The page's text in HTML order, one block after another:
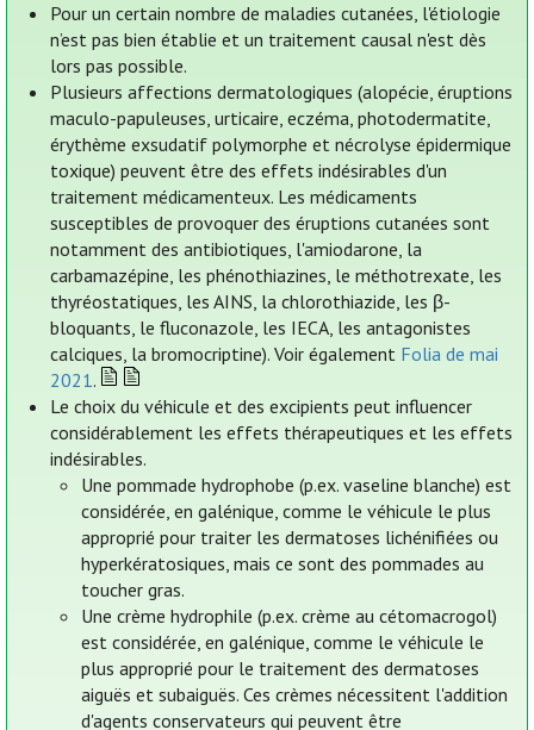
Pour un certain nombre de maladies cutanées, l'étiologie
n’est pas bien établie et un traitement causal n'est dès
lors pas possible.
Plusieurs affections dermatologiques (alopécie, éruptions
maculo-papuleuses, urticaire, eczéma, photodermatite,
érythème exsudatif polymorphe et nécrolyse épidermique
toxique) peuvent être des effets indésirables d'un
traitement médicamenteux. Les médicaments
susceptibles de provoquer des éruptions cutanées sont
notamment des antibiotiques, l'amiodarone, la
carbamazépine, les phénothiazines, le méthotrexate, les
thyréostatiques, les AINS, la chlorothiazide, les β-
bloquants, le fluconazole, les IECA, les antagonistes
calciques, la bromocriptine). Voir également Folia de mai
2021.
Le choix du véhicule et des excipients peut influencer
considérablement les effets thérapeutiques et les effets
indésirables.
Une pommade hydrophobe (p.ex. vaseline blanche) est
considérée, en galénique, comme le véhicule le plus
approprié pour traiter les dermatoses lichénifiées ou
hyperkératosiques, mais ce sont des pommades au
toucher gras.
Une crème hydrophile (p.ex. crème au cétomacrogol)
est considérée, en galénique, comme le véhicule le
plus approprié pour le traitement des dermatoses
aiguës et subaiguës. Ces crèmes nécessitent l'addition
d'agents conservateurs qui peuvent être